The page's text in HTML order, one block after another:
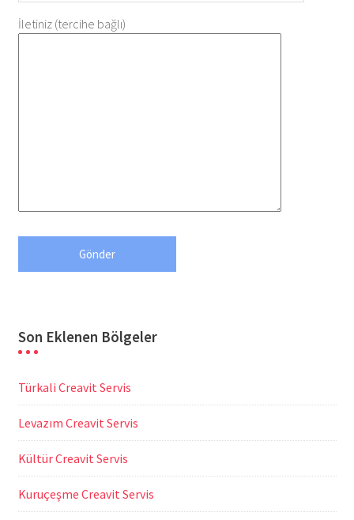
İletiniz (tercihe bağlı)
Son Eklenen Bölgeler
Türkali Creavit Servis
Levazım Creavit Servis
Kültür Creavit Servis
Kuruçeşme Creavit Servis